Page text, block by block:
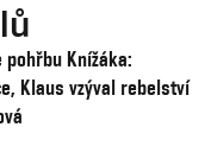
pohřbu Knížáka:
Klaus vzýval rebelství